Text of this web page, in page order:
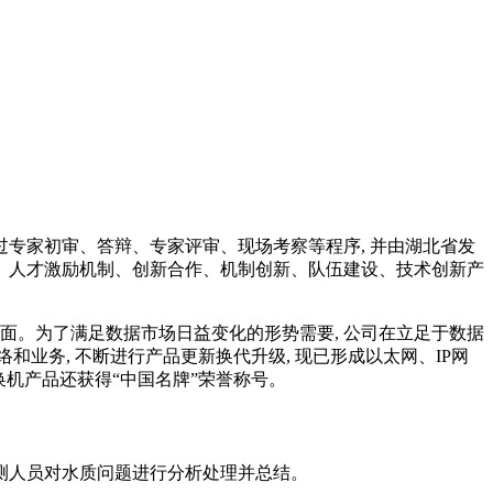
家初审、答辩、专家评审、现场考察等程序, 并由湖北省发
才激励机制、创新合作、机制创新、队伍建设、技术创新产
。为了满足数据市场日益变化的形势需要, 公司在立足于数据
业务, 不断进行产品更新换代升级, 现已形成以太网、IP网
产品还获得“中国名牌”荣誉称号。
员对水质问题进行分析处理并总结。